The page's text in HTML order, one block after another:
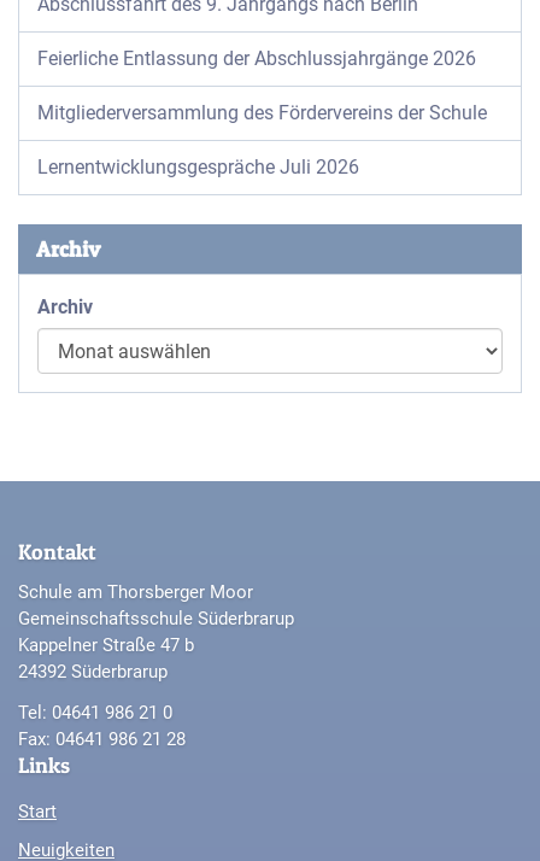
Feierliche Entlassung der Abschlussjahrgänge 2026
Mitgliederversammlung des Fördervereins der Schule
Lernentwicklungsgespräche Juli 2026
Archiv
Archiv
Kontakt
Schule am Thorsberger Moor
Gemeinschaftsschule Süderbrarup
Kappelner Straße 47 b
24392 Süderbrarup
Tel: 04641 986 21 0
Fax: 04641 986 21 28
Links
Start
Neuigkeiten